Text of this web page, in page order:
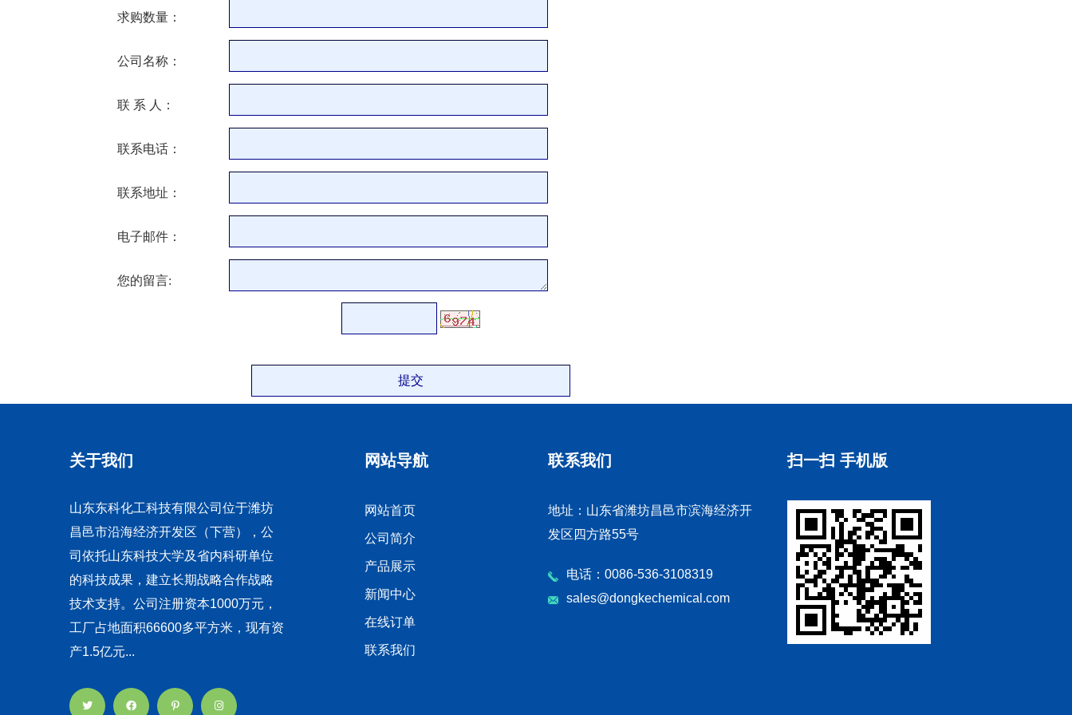
求购数量：
公司名称：
联 系 人：
联系电话：
联系地址：
电子邮件：
您的留言:
关于我们
山东东科化工科技有限公司位于潍坊
昌邑市沿海经济开发区（下营），公
司依托山东科技大学及省内科研单位
的科技成果，建立长期战略合作战略
技术支持。公司注册资本1000万元，
工厂占地面积66600多平方米，现有资
产1.5亿元...
网站导航
网站首页
公司简介
产品展示
新闻中心
在线订单
联系我们
联系我们
地址：山东省潍坊昌邑市滨海经济开
发区四方路55号
电话：0086-536-3108319
sales@dongkechemical.com
扫一扫 手机版